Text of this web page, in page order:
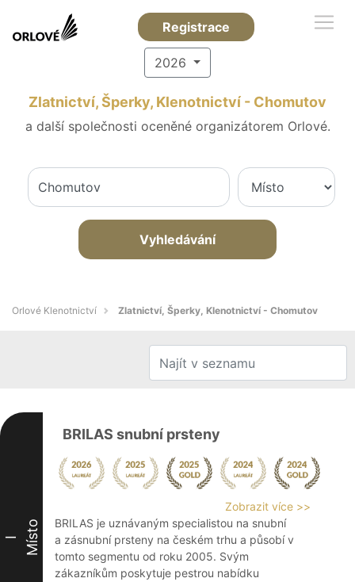
Registrace
2026
Zlatnictví, Šperky, Klenotnictví - Chomutov
a další společnosti oceněné organizátorem Orlové.
Vyhledávání
Orlové Klenotnictví Zlatnictví, Šperky, Klenotnictví - Chomutov
I Místo
BRILAS snubní prsteny
Zobrazit více >>
BRILAS je uznávaným specialistou na snubní
a zásnubní prsteny na českém trhu a působí v
tomto segmentu od roku 2005. Svým
zákazníkům poskytuje pestrou nabídku